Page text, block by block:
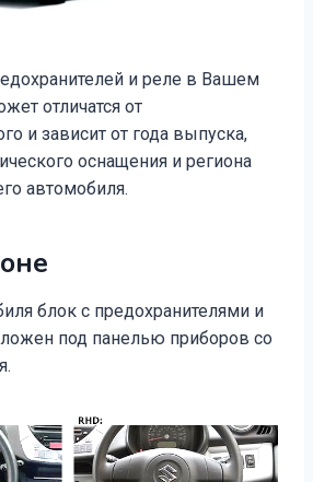
и реле в Вашем
отличатся от
и зависит от года выпуска,
оснащения и региона
автомобиля.
блок с предохранителями и
под панелью приборов со